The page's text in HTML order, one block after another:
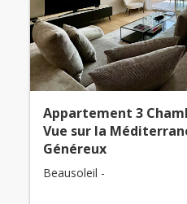
Appartement 3
Vue sur la
Généreux
Beausoleil -